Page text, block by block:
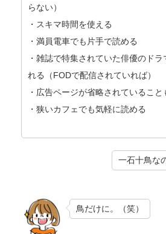
らない）
・スキマ時間を使える
・満員電車でも片手で読める
・雑誌で特集されていた俳優のドラ
れる（FODで配信されていれば）
・広告ページが省略されていること
・狭いカフェでも気軽に読める
一石十鳥な
鳥だけに。（笑）